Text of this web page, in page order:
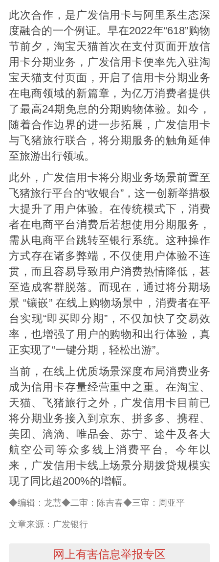
此次合作，是广发信用卡与阿里系生态深
度融合的一个例证。早在2022年“618”购物
节前夕，淘宝天猫首次在支付页面开放信
用卡分期业务，广发信用卡便率先入驻淘
宝天猫支付页面，开启了信用卡分期业务
在电商领域的新篇章，为亿万消费者提供
了最高24期免息的分期购物体验。如今，
随着合作边界的进一步拓展，广发信用卡
与飞猪旅行联合，将分期服务的触角延伸
至旅游出行领域。
此外，广发信用卡将分期业务场景前置至
飞猪旅行平台的“收银台”，这一创新举措极
大提升了用户体验。在传统模式下，消费
者在电商平台消费后若想使用分期服务，
需从电商平台跳转至银行系统。这种操作
方式存在诸多弊端，不仅使用户体验不连
贯，而且容易导致用户消费热情降低，甚
至造成客群脱落。而现在，通过将分期场
景 “镶嵌” 在线上购物场景中，消费者在平
台实现“即买即分期”，不仅加快了交易效
率，也增强了用户的购物和出行体验，真
正实现了“一键分期，轻松出游”。
当前，在线上优质场景深度布局消费业务
成为信用卡存量经营重中之重。在淘宝、
天猫、飞猪旅行之外，广发信用卡目前已
将分期业务接入到京东、拼多多、携程、
美团、滴滴、唯品会、苏宁、途牛及各大
航空公司等众多线上消费平台。今年以
来，广发信用卡线上场景分期拨贷规模实
现了同比超200%的增幅。
◆编辑：龙慧◆二审：陈吉春◆三审：周亚平
文章来源：广发银行
网上有害信息举报专区